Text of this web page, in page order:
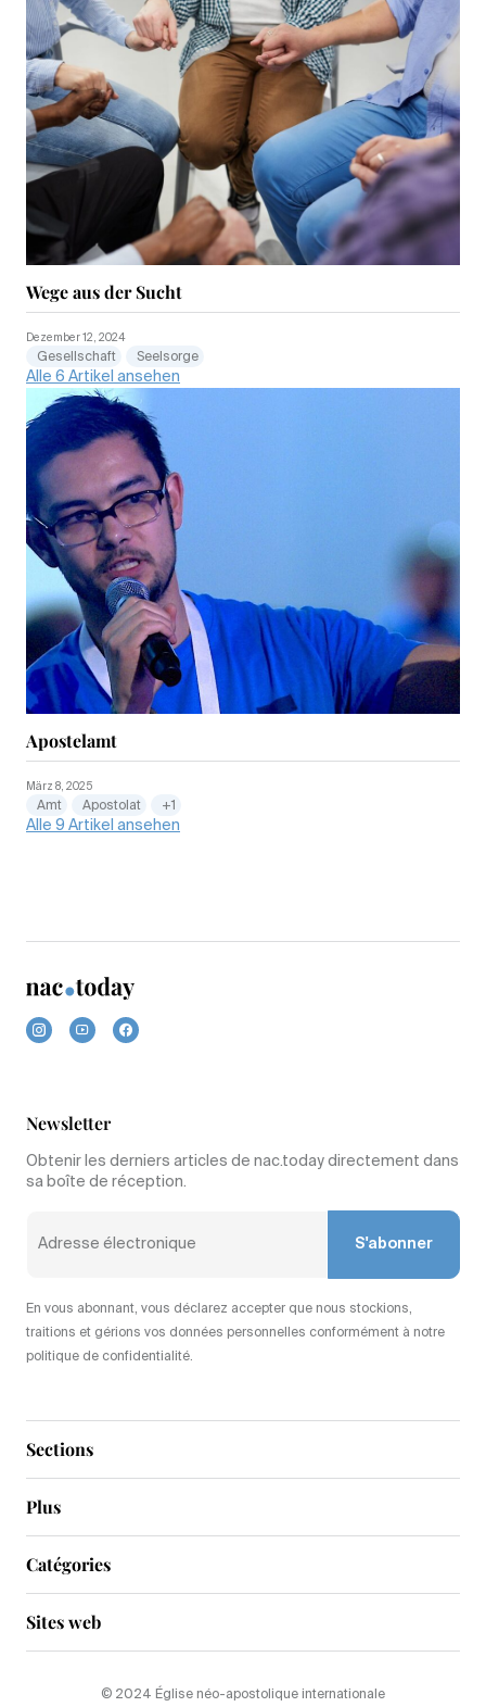
Wege aus der Sucht
Dezember 12, 2024
Gesellschaft Seelsorge
Alle 6 Artikel ansehen
Apostelamt
März 8, 2025
Amt Apostolat +1
Alle 9 Artikel ansehen
Sections
Plus
Newsletter
Obtenir les derniers articles de nac.today directement dans
sa boîte de réception.
S'abonner
En vous abonnant, vous déclarez accepter que nous stockions,
traitions et gérions vos données personnelles conformément à notre
politique de confidentialité.
Catégories
Sites web
© 2024 Église néo-apostolique internationale